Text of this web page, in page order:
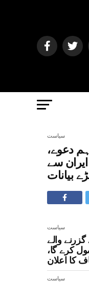
سیاست
دعوے،
سے
بیانات
سیاست
والے
کرے گا،
کا اعلان
سیاست